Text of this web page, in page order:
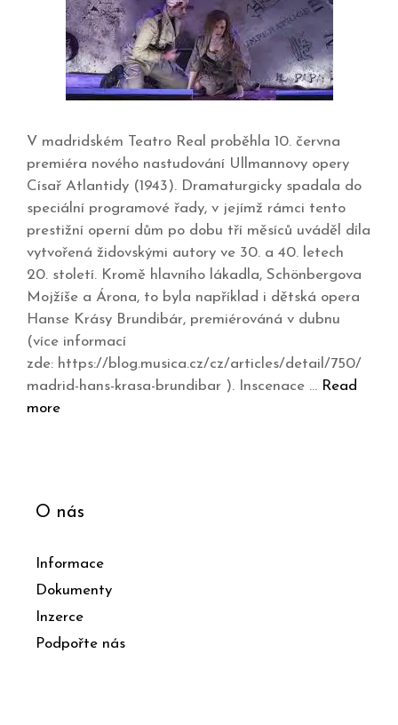
V madridském Teatro Real proběhla 10. června
premiéra nového nastudování Ullmannovy opery
Císař Atlantidy (1943). Dramaturgicky spadala do
speciální programové řady, v jejímž rámci tento
prestižní operní dům po dobu tří měsíců uváděl díla
vytvořená židovskými autory ve 30. a 40. letech
20. století. Kromě hlavního lákadla, Schönbergova
Mojžíše a Árona, to byla například i dětská opera
Hanse Krásy Brundibár, premiérováná v dubnu
(více informací
zde: https://blog.musica.cz/cz/articles/detail/750/
madrid-hans-krasa-brundibar ). Inscenace … Read
more
O nás
Informace
Dokumenty
Inzerce
Podpořte nás